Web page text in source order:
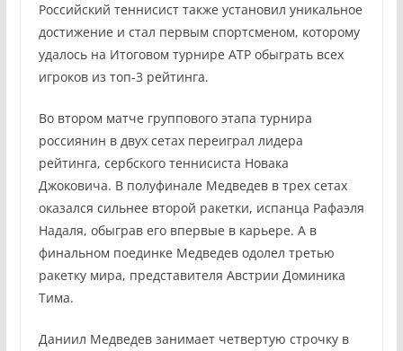
Российский теннисист также установил уникальное
достижение и стал первым спортсменом, которому
удалось на Итоговом турнире ATP обыграть всех
игроков из топ-3 рейтинга.
Во втором матче группового этапа турнира
россиянин в двух сетах переиграл лидера
рейтинга, сербского теннисиста Новака
Джоковича. В полуфинале Медведев в трех сетах
оказался сильнее второй ракетки, испанца Рафаэля
Надаля, обыграв его впервые в карьере. А в
финальном поединке Медведев одолел третью
ракетку мира, представителя Австрии Доминика
Тима.
Даниил Медведев занимает четвертую строчку в